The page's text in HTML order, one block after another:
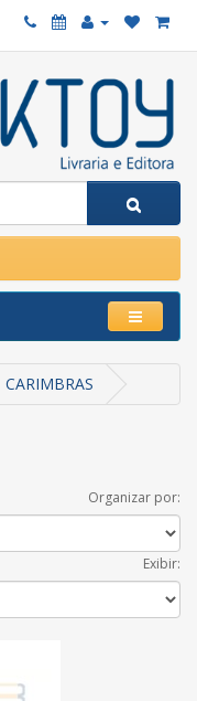
CARIMBRAS
Organizar por:
Exibir: